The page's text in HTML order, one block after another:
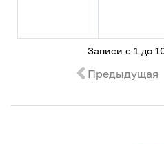
Записи с 1 до
Предыдущая